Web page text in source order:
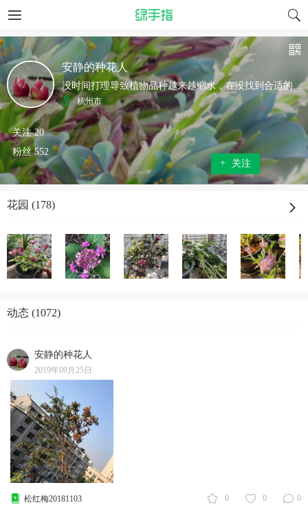
关注 20
粉丝 552
安静的种花人
没时间打理导致植物品种越来越缩水，在没找到合适的办法之前我要闭关修炼！休息一下~休息一下~ ￣￣￣￣￣＼／￣￣￣￣ ∧＿∧ ;;（´・ω・） ＿旦_(っ(,,■)＿＿ |l￣l||￣しﾞしﾞ￣|i
杭州市
+ 关注
花园 (178)
动态 (1072)
安静的种花人
2019年09月25日
0 0 0
松红梅20181103